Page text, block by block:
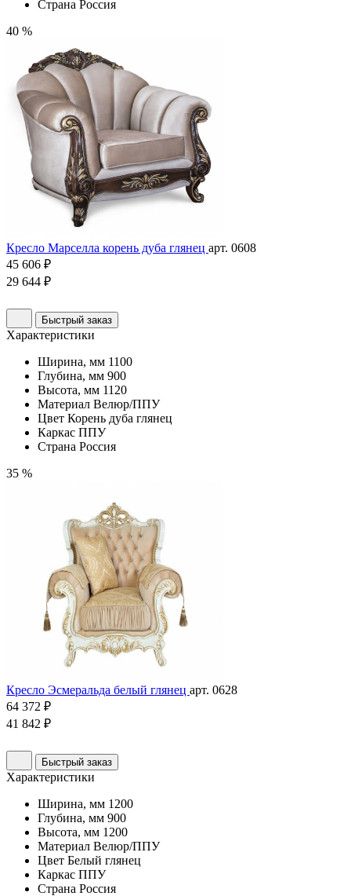
Страна Россия
40 %
Кресло Марселла корень дуба глянец арт. 0608
45 606 ₽
29 644 ₽
Быстрый заказ
Характеристики
Ширина, мм 1100
Глубина, мм 900
Высота, мм 1120
Материал Велюр/ППУ
Цвет Корень дуба глянец
Каркас ППУ
Страна Россия
35 %
Кресло Эсмеральда белый глянец арт. 0628
64 372 ₽
41 842 ₽
Быстрый заказ
Характеристики
Ширина, мм 1200
Глубина, мм 900
Высота, мм 1200
Материал Велюр/ППУ
Цвет Белый глянец
Каркас ППУ
Страна Россия